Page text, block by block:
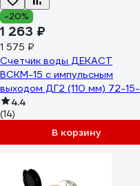
-20%
1 263 ₽
1 575 ₽
Счетчик воды ДЕКАСТ
ВСКМ-15 с импульсным
выходом ДГ2 (110 мм) 72-15-
2534.4
(14)
В корзину